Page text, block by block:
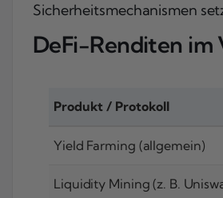
Sicherheitsmechanismen
DeFi-Renditen im
Produkt / Protokoll
Yield Farming (allgemein)
Liquidity Mining (z. B.